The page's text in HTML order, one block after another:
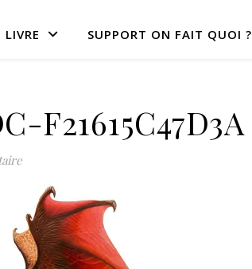
SUPPORT ON FAIT QUOI ?
F21615C47D3A